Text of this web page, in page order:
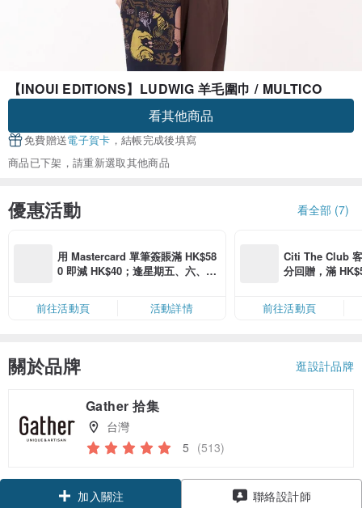
【INOUI EDITIONS】LUDWIG 羊毛圍巾 / MULTICO
看其他商品
免費贈送電子賀卡 ，結帳完成後填寫
商品已下架，請重新選取其他商品
優惠活動 看全部 (7)
用 Mastercard 單筆簽賬滿 HK$58
0 即減 HK$40；逢星期五、六、日
限，額滿即止，僅限「常用信用
卡」結帳）
前往活動頁 活動詳情
Citi The Club
分回贈，滿
前往活動頁
關於品牌 逛設計品牌
Gather 拾集
台灣
5 (513)
聯絡設計師